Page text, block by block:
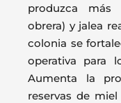
produzca más
obrera) y jalea
colonia se
operativa para
Aumenta la
reservas de